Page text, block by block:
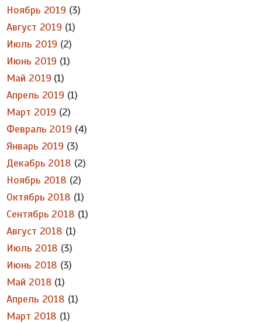
Ноябрь 2019 (3)
Август 2019 (1)
Июль 2019 (2)
Июнь 2019 (1)
Май 2019 (1)
Апрель 2019 (1)
Март 2019 (2)
Февраль 2019 (4)
Январь 2019 (3)
Декабрь 2018 (2)
Ноябрь 2018 (2)
Октябрь 2018 (1)
Сентябрь 2018 (1)
Август 2018 (1)
Июль 2018 (3)
Июнь 2018 (3)
Май 2018 (1)
Апрель 2018 (1)
Март 2018 (1)